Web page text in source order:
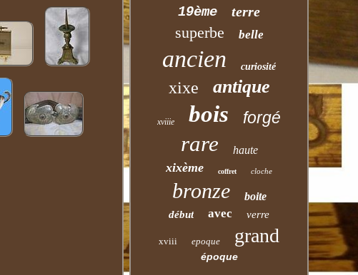
19ème terre
superbe belle
ancien curiosité
xixe antique
xviiie bois forgé
rare haute
xixème coffret cloche
bronze boite
début avec verre
xviii epoque grand
époque